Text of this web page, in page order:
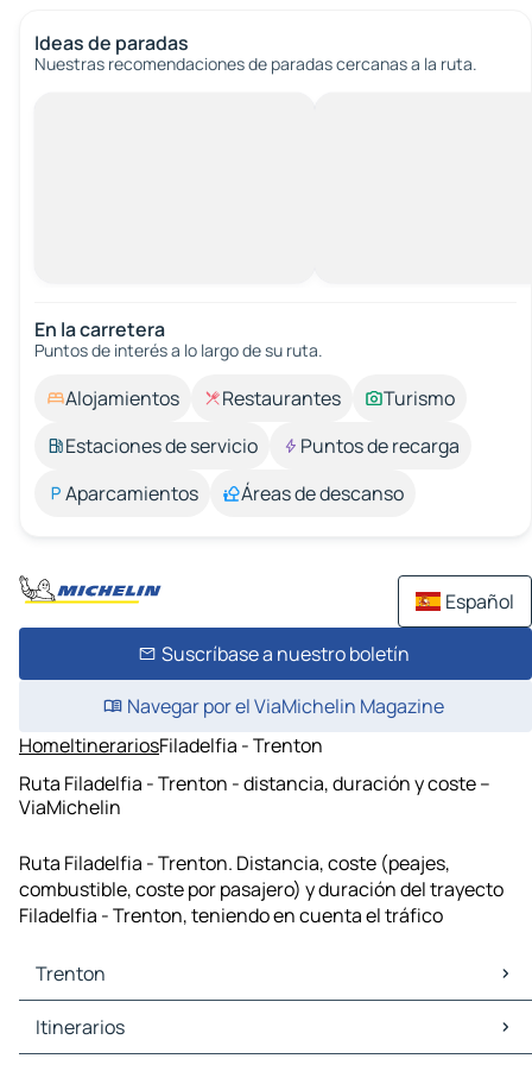
Ideas de paradas
Nuestras recomendaciones de paradas cercanas a la ruta.
En la carretera
Puntos de interés a lo largo de su ruta.
Alojamientos Restaurantes
Turismo
Estaciones de servicio
Puntos de recarga
Aparcamientos
Áreas de descanso
Español
Suscríbase a nuestro boletín
Navegar por el ViaMichelin Magazine
HomeItinerariosFiladelfia - Trenton
Ruta Filadelfia - Trenton - distancia, duración y coste –
ViaMichelin
Ruta Filadelfia - Trenton. Distancia, coste (peajes,
combustible, coste por pasajero) y duración del trayecto
Filadelfia - Trenton, teniendo en cuenta el tráfico
Trenton
Trenton Mapas Planos
Trenton Trafico
Itinerarios